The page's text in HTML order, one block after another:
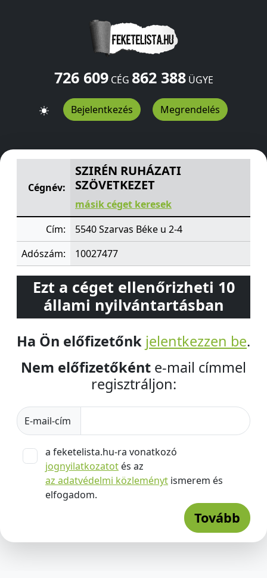
726 609CÉG 862 388ÜGYE
Bejelentkezés Megrendelés
SZIRÉN RUHÁZATI SZÖVETKEZETBéke u 2-4
Cégnév:
SZIRÉN RUHÁZATI
SZÖVETKEZET
másik céget keresek
Cím:
5540 Szarvas Béke u 2-4
Adószám:
10027477
Ezt a céget ellenőrizheti 10
állami nyilvántartásban
Ha Ön előfizetőnk jelentkezzen be.
Nem előfizetőként e-mail címmel
regisztráljon:
E-mail-cím
a feketelista.hu-ra vonatkozó
jognyilatkozatot és az
az adatvédelmi közleményt ismerem és
elfogadom.
Tovább